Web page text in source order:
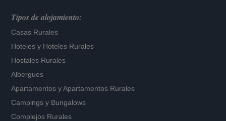
Tipos de alojamiento:
Casas Rurales
Hoteles y Hoteles Rurales
Hostales Rurales
Albergues
Apartamentos yApartamentos Rurales
Campings y Bungalows
Complejos Rurales